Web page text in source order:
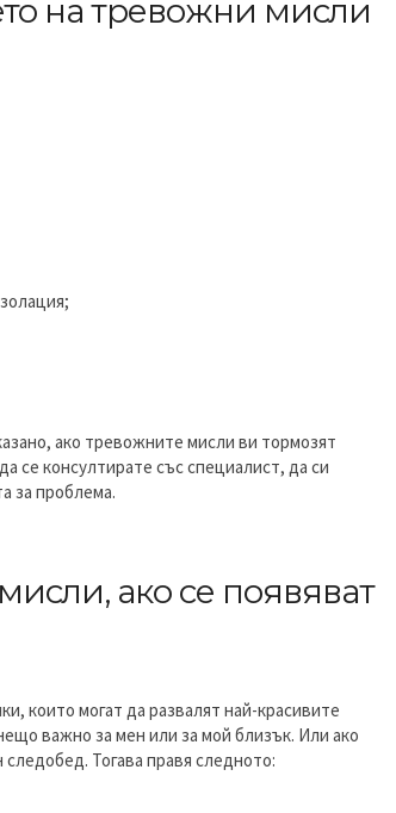
на тревожни мисли
ако тревожните мисли ви тормозят
се консултирате със специалист, да си
за проблема.
ако се появяват
които могат да развалят най-красивите
важно за мен или за мой близък. Или ако
Тогава правя следното: